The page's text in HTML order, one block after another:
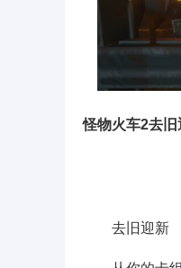
怪物火车2去
去旧迎新